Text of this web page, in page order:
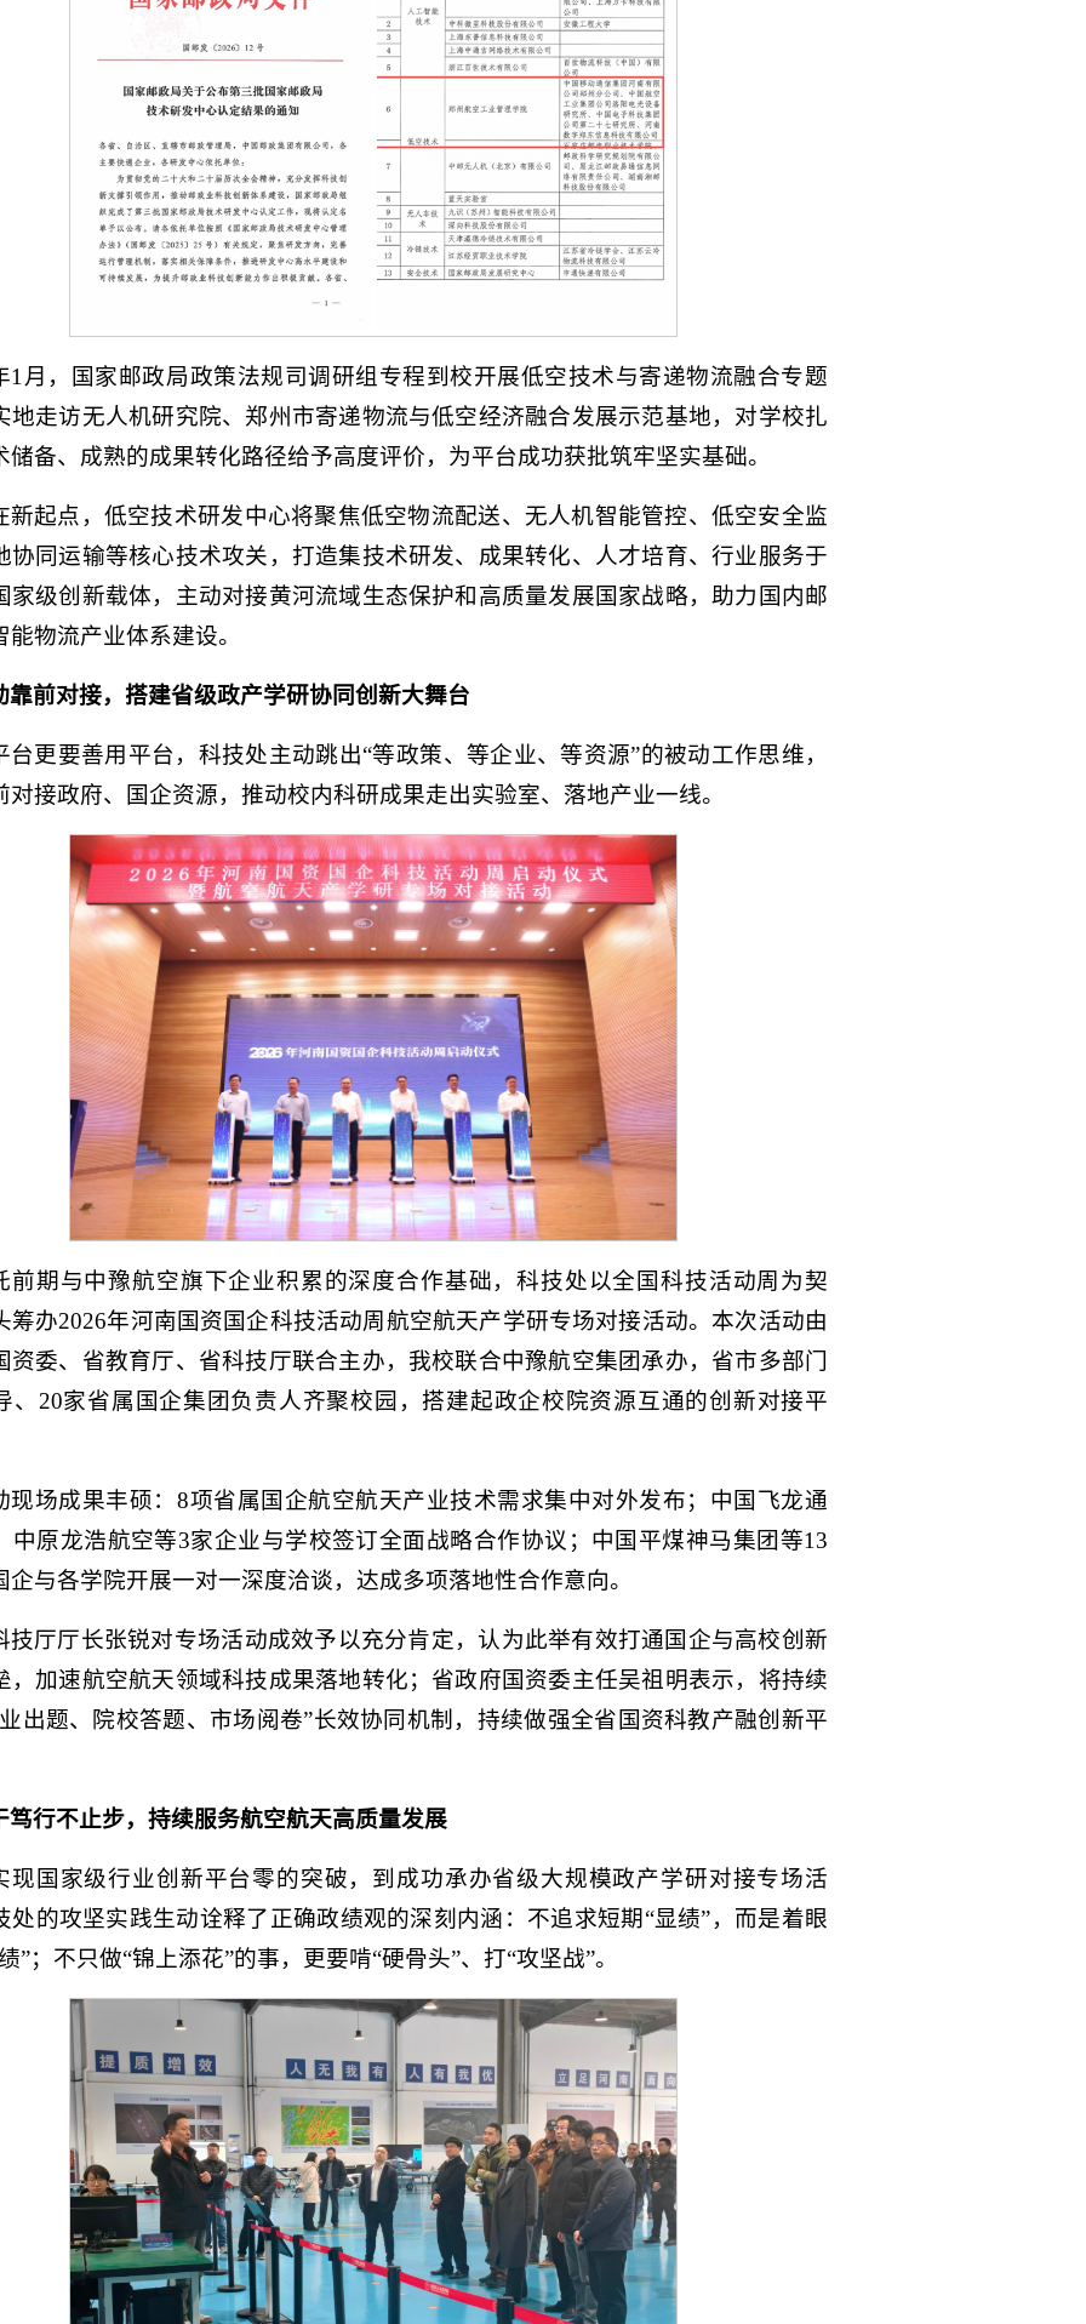
1月，国家邮政局政策法规司调研组专程到校开展低空技术与寄递物流融合专题
地走访无人机研究院、郑州市寄递物流与低空经济融合发展示范基地，对学校扎
储备、成熟的成果转化路径给予高度评价，为平台成功获批筑牢坚实基础。
新起点，低空技术研发中心将聚焦低空物流配送、无人机智能管控、低空安全监
协同运输等核心技术攻关，打造集技术研发、成果转化、人才培育、行业服务于
家级创新载体，主动对接黄河流域生态保护和高质量发展国家战略，助力国内邮
能物流产业体系建设。
靠前对接，搭建省级政产学研协同创新大舞台
台更要善用平台，科技处主动跳出“等政策、等企业、等资源”的被动工作思维，
对接政府、国企资源，推动校内科研成果走出实验室、落地产业一线。
前期与中豫航空旗下企业积累的深度合作基础，科技处以全国科技活动周为契
筹办2026年河南国资国企科技活动周航空航天产学研专场对接活动。本次活动由
资委、省教育厅、省科技厅联合主办，我校联合中豫航空集团承办，省市多部门
、20家省属国企集团负责人齐聚校园，搭建起政企校院资源互通的创新对接平
现场成果丰硕：8项省属国企航空航天产业技术需求集中对外发布；中国飞龙通
中原龙浩航空等3家企业与学校签订全面战略合作协议；中国平煤神马集团等13
企与各学院开展一对一深度洽谈，达成多项落地性合作意向。
技厅厅长张锐对专场活动成效予以充分肯定，认为此举有效打通国企与高校创新
，加速航空航天领域科技成果落地转化；省政府国资委主任吴祖明表示，将持续
出题、院校答题、市场阅卷”长效协同机制，持续做强全省国资科教产融创新平
笃行不止步，持续服务航空航天高质量发展
现国家级行业创新平台零的突破，到成功承办省级大规模政产学研对接专场活
处的攻坚实践生动诠释了正确政绩观的深刻内涵：不追求短期“显绩”，而是着眼
”；不只做“锦上添花”的事，更要啃“硬骨头”、打“攻坚战”。